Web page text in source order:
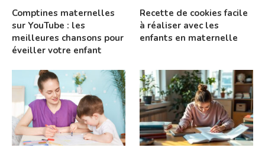
Comptines maternelles
sur YouTube : les
meilleures chansons pour
éveiller votre enfant
Recette de cookies facile
à réaliser avec les
enfants en maternelle